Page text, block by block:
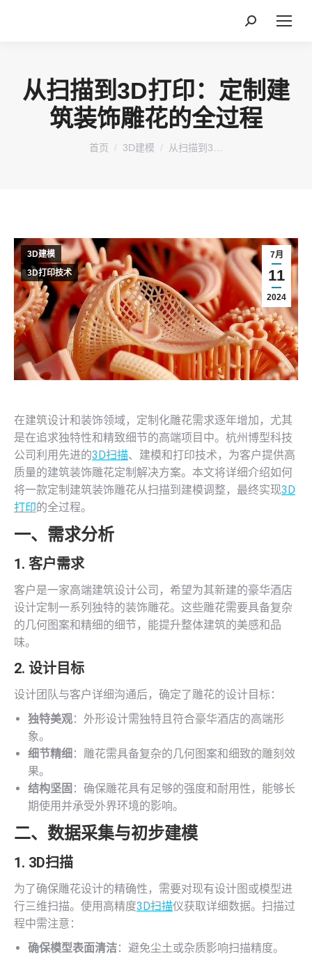
搜
从扫描到3D打印：定制建
筑装饰雕花的全过程
您在这里：
首页 3D建模 从扫描到3…
7月
11
2024
3D建模
3D打印技术
在建筑设计和装饰领域，定制化雕花需求逐年增加，尤其
是在追求独特性和精致细节的高端项目中。杭州博型科技
公司利用先进的3D扫描、建模和打印技术，为客户提供高
质量的建筑装饰雕花定制解决方案。本文将详细介绍如何
将一款定制建筑装饰雕花从扫描到建模调整，最终实现3D
打印的全过程。
一、需求分析
1. 客户需求
客户是一家高端建筑设计公司，希望为其新建的豪华酒店
设计定制一系列独特的装饰雕花。这些雕花需要具备复杂
的几何图案和精细的细节，能提升整体建筑的美感和品
味。
2. 设计目标
设计团队与客户详细沟通后，确定了雕花的设计目标：
独特美观：外形设计需独特且符合豪华酒店的高端形
象。
细节精细 ：雕花需具备复杂的几何图案和细致的雕刻效
果。
结构坚固 ：确保雕花具有足够的强度和耐用性，能够长
期使用并承受外界环境的影响。
二、数据采集与初步建模
1. 3D扫描
为了确保雕花设计的精确性，需要对现有设计图或模型进
行三维扫描。使用高精度3D扫描仪获取详细数据。扫描过
程中需注意：
确保模型表面清洁：避免尘土或杂质影响扫描精度。